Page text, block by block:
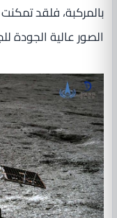
الصور عالية الجودة